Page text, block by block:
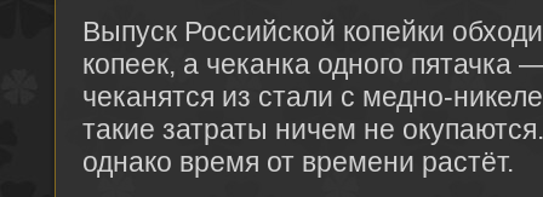
Выпуск Российской копейки
копеек, а чеканка одного пятачка
чеканятся из стали с медно-
такие затраты ничем не
однако время от времени растёт.